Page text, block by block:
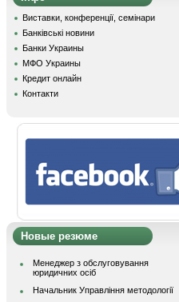
Виставки, конференції, семінари
Банківські новини
Банки Украины
МФО Украины
Кредит онлайн
Контакти
Новые резюме
Менеджер з обслуговування
юридичних осіб
Начальник Управління методології